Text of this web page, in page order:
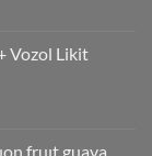
Vozol Likit
fruıt guava